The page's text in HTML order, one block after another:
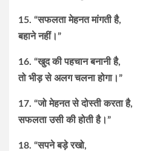
15. “सफलता मेहनत मांगती है,
बहाने नहीं।”
16. “खुद की पहचान बनानी है,
तो भीड़ से अलग चलना होगा।”
17. “जो मेहनत से दोस्ती करता है,
सफलता उसी की होती है।”
18. “सपने बड़े रखो,